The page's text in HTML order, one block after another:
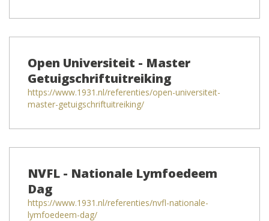
Open Universiteit - Master
Getuigschriftuitreiking
https://www.1931.nl/referenties/open-universiteit-
master-getuigschriftuitreiking/
NVFL - Nationale Lymfoedeem
Dag
https://www.1931.nl/referenties/nvfl-nationale-
lymfoedeem-dag/